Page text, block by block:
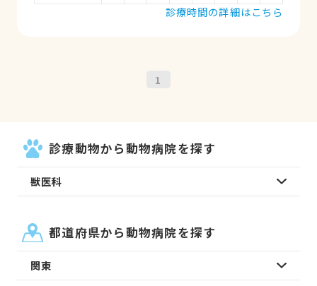
診療時間の詳細はこちら
1
診療動物から動物病院を探す
獣医科
都道府県から動物病院を探す
関東